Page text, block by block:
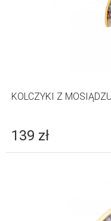
KOLCZYKI Z
139 zł